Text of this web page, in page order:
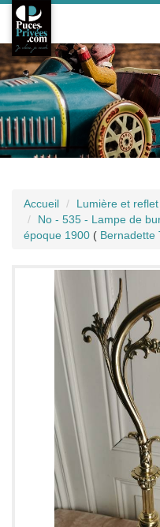
Accueil Lumière et reflet
No - 535 - Lampe de
époque 1900 ( Bernadette